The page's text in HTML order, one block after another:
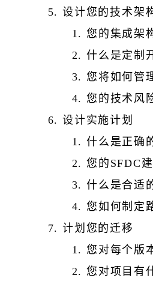
设计您的技术架
您的集成架
什么是定制
您将如何管
您的技术风
设计实施计划
什么是正确
您的SFDC
什么是合适
您如何制定
计划您的迁移
您对每个版
您对项目有